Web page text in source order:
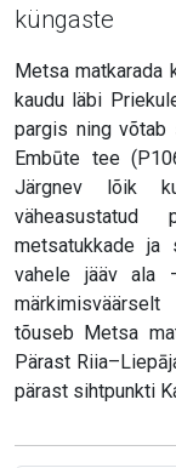
küngaste
Metsa matkarada
kaudu läbi
pargis ning võtab
Embūte tee
Järgnev lõik
väheasustatud
metsatukkade ja
vahele jääv ala
tõuseb Metsa
Pärast
pärast sihtpunkti